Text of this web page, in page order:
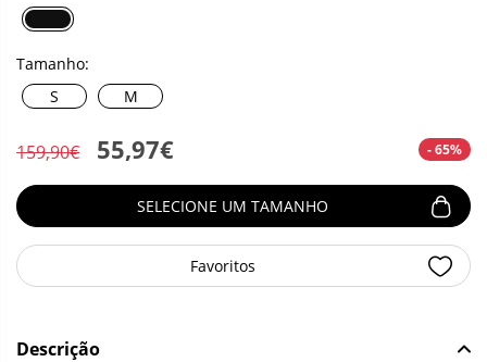
Tamanho:
S
M
159,90€ 55,97€ - 65%
SELECIONE UM TAMANHO
Favoritos
Descrição